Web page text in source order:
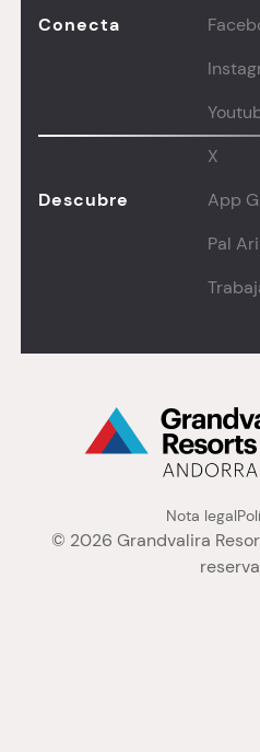
Conecta
X
Descubre
App
Pal
© 2026 Grandvalira
Menú
Nota legal